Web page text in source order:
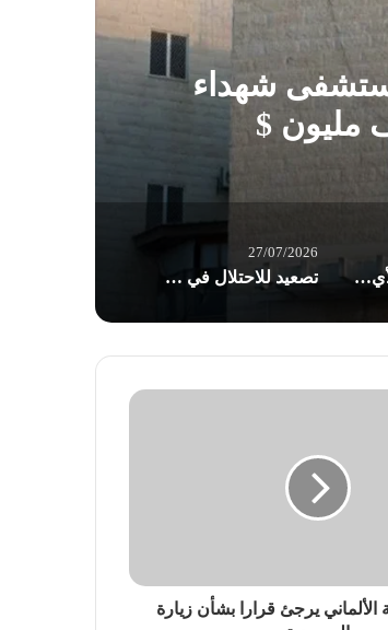
شهداء
مليون $
حماس: لا تنفيذ لأي خطوة بشأن حصر السلاح قبل انسحاب الاحتلال من قطاع غزة
27/07/2026
تصعيد للاحتلال في الضفة: اقتحامات واعتقالات وسيدة فلسطينية تفقد جنينها بسبب الحواجز
الألماني يرجئ قرارا بشأن زيارة